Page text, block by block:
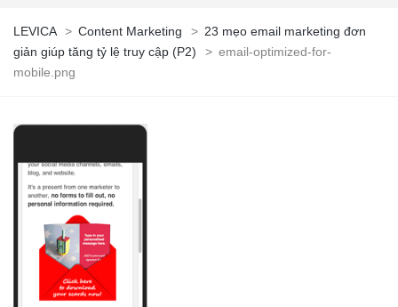
LEVICA > Content Marketing > 23 mẹo email marketing đơn
giản giúp tăng tỷ lệ truy cập (P2)
> email-optimized-for-
mobile.png